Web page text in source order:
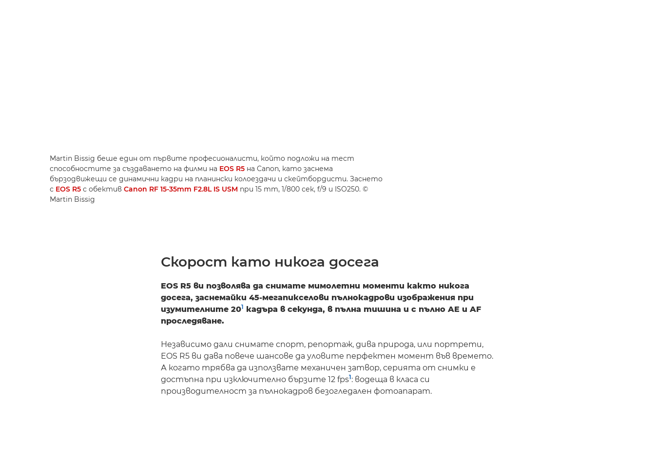
Martin Bissig беше един от първите професионалисти, който подложи на тест
способностите за създаването на филми на EOS R5 на Canon, като заснема
бързодвижещи се динамични кадри на планински колоездачи и скейтбордисти. Заснето
с EOS R5 с обектив Canon RF 15-35mm F2.8L IS USM при 15 mm, 1/800 сек, f/9 и ISO250. ©
Martin Bissig
Скорост като никога досега
EOS R5 ви позволява да снимате мимолетни моменти както никога
досега, заснемайки 45-мегапикселови пълнокадрови изображения при
изумителните 201
кадъра в секунда, в пълна тишина и с пълно AE и AF
проследяване.
Независимо дали снимате спорт, репортаж, дива природа, или портрети,
EOS R5 ви дава повече шансове да уловите перфектен момент във времето.
А когато трябва да използвате механичен затвор, серията от снимки е
достъпна при изключително бързите 12 fps1: водеща в класа си
производителност за пълнокадров безогледален фотоапарат.